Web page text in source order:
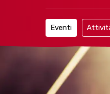
Eventi